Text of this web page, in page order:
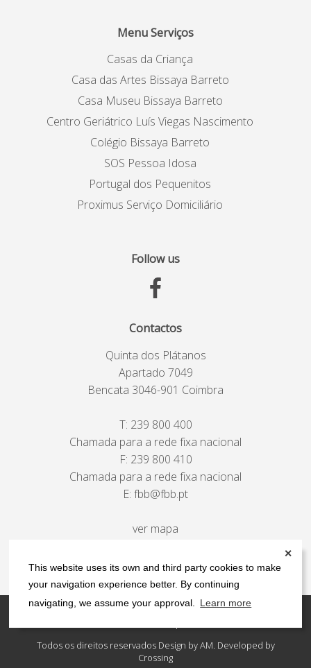
This website uses its own and third party cookies to make
your navigation experience better. By continuing
navigating, we assume your approval.
Learn more
✕
Menu Serviços
Casas da Criança
Casa das Artes Bissaya Barreto
Casa Museu Bissaya Barreto
Centro Geriátrico Luís Viegas Nascimento
Colégio Bissaya Barreto
SOS Pessoa Idosa
Portugal dos Pequenitos
Proximus Serviço Domiciliário
Follow us
Contactos
Quinta dos Plátanos
Apartado 7049
Bencata 3046-901 Coimbra
T: 239 800 400
Chamada para a rede fixa nacional
F: 239 800 410
Chamada para a rede fixa nacional
E: fbb@fbb.pt
ver mapa
Todos os direitos reservados Design by AM. Developed by
Crossing